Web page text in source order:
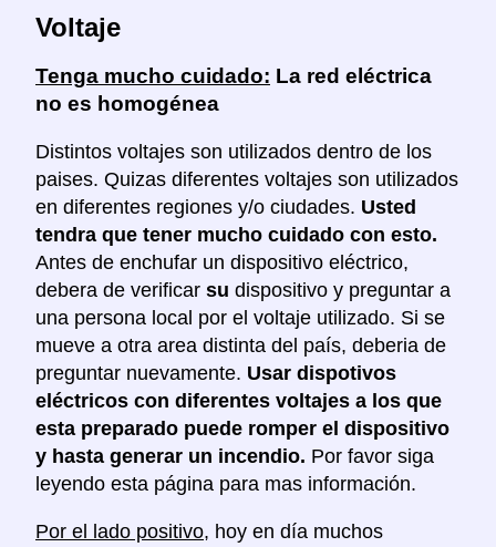
Voltaje
Tenga mucho cuidado: La red eléctrica
no es homogénea
Distintos voltajes son utilizados dentro de los
paises. Quizas diferentes voltajes son utilizados
en diferentes regiones y/o ciudades. Usted
tendra que tener mucho cuidado con esto.
Antes de enchufar un dispositivo eléctrico,
debera de verificar su dispositivo y preguntar a
una persona local por el voltaje utilizado. Si se
mueve a otra area distinta del país, deberia de
preguntar nuevamente. Usar dispotivos
eléctricos con diferentes voltajes a los que
esta preparado puede romper el dispositivo
y hasta generar un incendio. Por favor siga
leyendo esta página para mas información.
Por el lado positivo, hoy en día muchos